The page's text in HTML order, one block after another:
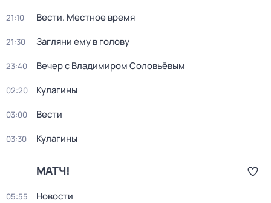
21:10 Вести. Местное время
21:30 Загляни ему в голову
23:40 Вечер с Владимиром Соловьёвым
02:20 Кулагины
03:00 Вести
03:30 Кулагины
МАТЧ!
05:55 Новости